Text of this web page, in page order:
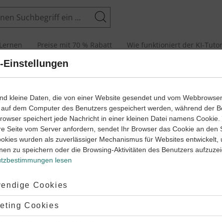
Suchen
Preise mit 70 % Rabatt Wie funktioniert der KI-Tutor
Klassenarbeiten Vom Einzeller zum Vielzeller (1)
aus der am Ende gegebenen Liste. Die Wörter können auch
Einstellungen
kleine Daten, die von einer Website gesendet und vom
dem Computer des Benutzers gespeichert werden, während der
speichert jede Nachricht in einer kleinen Datei namens Cookie.
Seite vom Server anfordern, sendet Ihr Browser das Cookie an den
wurden als zuverlässiger Mechanismus für Websites entwickelt,
zu speichern oder die Browsing-Aktivitäten des Benutzers
lesen
Cookies
Cookies